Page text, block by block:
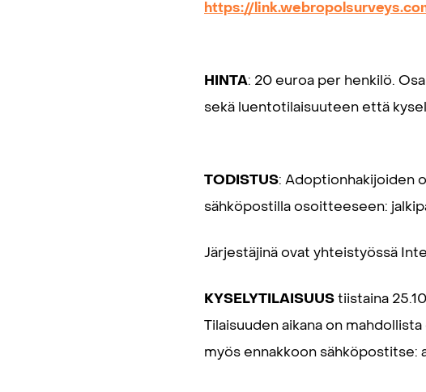
https://
HINTA: 20 euroa per henkilö.
sekä luentotilaisuuteen että
TODISTUS: Adoptionhakijoiden
sähköpostilla osoitteeseen:
Järjestäjinä ovat yhteistyössä
KYSELYTILAISUUStiistaina
Tilaisuuden aikana on
myös ennakkoon